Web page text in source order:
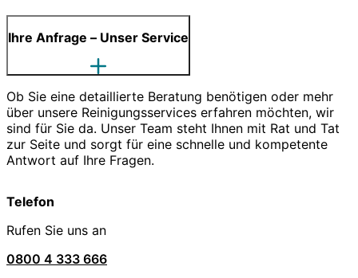
Ihre Anfrage – Unser Service
Ob Sie eine detaillierte Beratung benötigen oder mehr
über unsere Reinigungsservices erfahren möchten, wir
sind für Sie da. Unser Team steht Ihnen mit Rat und Tat
zur Seite und sorgt für eine schnelle und kompetente
Antwort auf Ihre Fragen.
Telefon
Rufen Sie uns an
0800 4 333 666